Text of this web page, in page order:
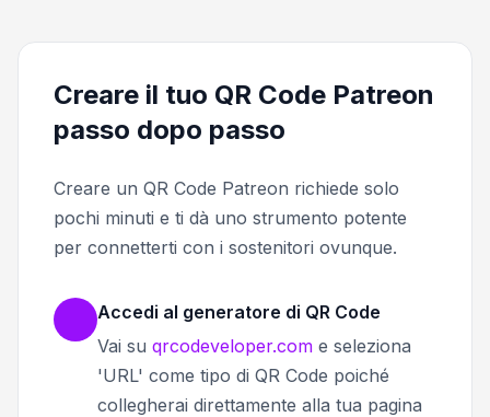
Creare il tuo QR Code Patreon
passo dopo passo
Creare un QR Code Patreon richiede solo
pochi minuti e ti dà uno strumento potente
per connetterti con i sostenitori ovunque.
Accedi al generatore di QR Code
Vai su qrcodeveloper.com e seleziona
'URL' come tipo di QR Code poiché
collegherai direttamente alla tua pagina